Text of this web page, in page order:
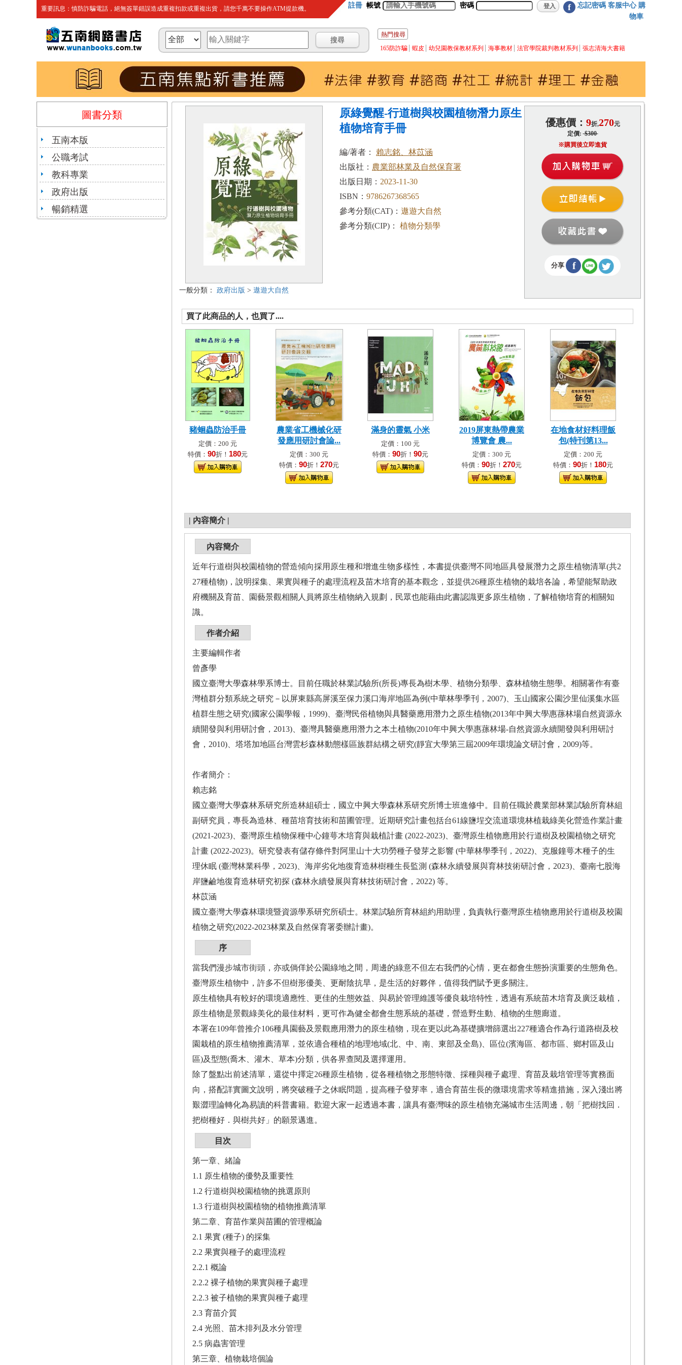
重要訊息：慎防詐騙電話，絕無簽單錯誤造成重複扣款或重複出貨，請您千萬不要操作ATM提款機。 註冊 帳號 密碼 f 忘記密碼 客服中心 購
物車
熱門搜尋
165防詐騙
蝦皮 幼兒園教保教材系列 海事教材 法官學院裁判教材系列 張志清海大書籍
圖書分類
五南本版
公職考試
教科專業
政府出版
暢銷精選
一般分類： 政府出版 > 遨遊大自然
原綠覺醒-行道樹與校園植物潛力原生
植物培育手冊
編/著者： 賴志銘、林苡涵
出版社： 農業部林業及自然保育署
出版日期： 2023-11-30
ISBN： 9786267368565
參考分類(CAT)： 遨遊大自然
參考分類(CIP)：
植物分類學
優惠價： 9折,270元
定價:$300
※購買後立即進貨
分享 f
買了此商品的人，也買了....
豬蛔蟲防治手冊
定價：200 元
特價： 90折！ 180元
農業省工機械化研
發應用研討會論...
定價：300 元
特價： 90折！ 270元
滿身的靈氣 小米
定價：100 元
特價： 90折！ 90元
2019屏東熱帶農業
博覽會 農...
定價：300 元
特價： 90折！ 270元
在地食材好料理飯
包(特刊第13...
定價：200 元
特價： 90折！ 180元
| 內容簡介 |
內容簡介
近年行道樹與校園植物的營造傾向採用原生種和增進生物多樣性，本書提供臺灣不同地區具發展潛力之原生植物清單(共2
27種植物)，說明採集、果實與種子的處理流程及苗木培育的基本觀念，並提供26種原生植物的栽培各論，希望能幫助政
府機關及育苗、園藝景觀相關人員將原生植物納入規劃，民眾也能藉由此書認識更多原生植物，了解植物培育的相關知
識。
作者介紹
主要編輯作者
曾彥學
國立臺灣大學森林學系博士。目前任職於林業試驗所(所長)專長為樹木學、植物分類學、森林植物生態學。相關著作有臺
灣植群分類系統之研究－以屏東縣高屏溪至保力溪口海岸地區為例(中華林學季刊，2007)、玉山國家公園沙里仙溪集水區
植群生態之研究(國家公園學報，1999)、臺灣民俗植物與具醫藥應用潛力之原生植物(2013年中興大學惠蓀林場自然資源永
續開發與利用研討會，2013)、臺灣具醫藥應用潛力之本土植物(2010年中興大學惠蓀林場-自然資源永續開發與利用研討
會，2010)、塔塔加地區台灣雲杉森林動態樣區族群結構之研究(靜宜大學第三屆2009年環境論文研討會，2009)等。
作者簡介：
賴志銘
國立臺灣大學森林系研究所造林組碩士，國立中興大學森林系研究所博士班進修中。目前任職於農業部林業試驗所育林組
副研究員，專長為造林、種苗培育技術和苗圃管理。近期研究計畫包括台61線鹽埕交流道環境林植栽綠美化營造作業計畫
(2021-2023)、臺灣原生植物保種中心鐘萼木培育與栽植計畫 (2022-2023)、臺灣原生植物應用於行道樹及校園植物之研究
計畫 (2022-2023)。研究發表有儲存條件對阿里山十大功勞種子發芽之影響 (中華林學季刊，2022)、克服鐘萼木種子的生
理休眠 (臺灣林業科學，2023)、海岸劣化地復育造林樹種生長監測 (森林永續發展與育林技術研討會，2023)、臺南七股海
岸鹽鹼地復育造林研究初探 (森林永續發展與育林技術研討會，2022) 等。
林苡涵
國立臺灣大學森林環境暨資源學系研究所碩士。林業試驗所育林組約用助理，負責執行臺灣原生植物應用於行道樹及校園
植物之研究(2022-2023林業及自然保育署委辦計畫)。
序
當我們漫步城市街頭，亦或倘佯於公園綠地之間，周邊的綠意不但左右我們的心情，更在都會生態扮演重要的生態角色。
臺灣原生植物中，許多不但樹形優美、更耐陰抗旱，是生活的好夥伴，值得我們賦予更多關注。
原生植物具有較好的環境適應性、更佳的生態效益、與易於管理維護等優良栽培特性，透過有系統苗木培育及廣泛栽植，
原生植物是景觀綠美化的最佳材料，更可作為健全都會生態系統的基礎，營造野生動、植物的生態廊道。
本署在109年曾推介106種具園藝及景觀應用潛力的原生植物，現在更以此為基礎擴增篩選出227種適合作為行道路樹及校
園栽植的原生植物推薦清單，並依適合種植的地理地域(北、中、南、東部及全島)、區位(濱海區、都市區、鄉村區及山
區)及型態(喬木、灌木、草本)分類，供各界查閱及選擇運用。
除了盤點出前述清單，還從中擇定26種原生植物，從各種植物之形態特徵、採種與種子處理、育苗及栽培管理等實務面
向，搭配詳實圖文說明，將突破種子之休眠問題，提高種子發芽率，適合育苗生長的微環境需求等精進措施，深入淺出將
艱澀理論轉化為易讀的科普書籍。歡迎大家一起透過本書，讓具有臺灣味的原生植物充滿城市生活周邊，朝「把樹找回．
把樹種好．與樹共好」的願景邁進。
目次
第一章、緒論
1.1 原生植物的優勢及重要性
1.2 行道樹與校園植物的挑選原則
1.3 行道樹與校園植物的植物推薦清單
第二章、育苗作業與苗圃的管理概論
2.1 果實 (種子) 的採集
2.2 果實與種子的處理流程
2.2.1 概論
2.2.2 裸子植物的果實與種子處理
2.2.3 被子植物的果實與種子處理
2.3 育苗介質
2.4 光照、苗木排列及水分管理
2.5 病蟲害管理
第三章、植物栽培個論